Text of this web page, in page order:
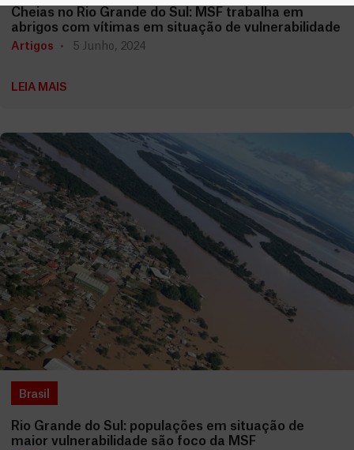
Cheias no Rio Grande do Sul: MSF trabalha em
abrigos com vítimas em situação de vulnerabilidade
Artigos 5 Junho, 2024
LEIA MAIS
Brasil
Rio Grande do Sul: populações em situação de
maior vulnerabilidade são foco da MSF